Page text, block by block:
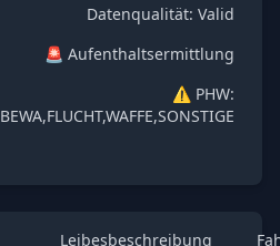
Datenqualität: Valid
🚨 Aufenthaltsermittlung
⚠️ PHW:
BEWA,FLUCHT,WAFFE,SONSTIGE
Leibesbeschreibung